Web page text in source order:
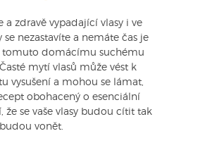
a zdravě vypadající vlasy i ve
se nezastavíte a nemáte čas je
tomuto domácímu suchému
mytí vlasů může vést k
vysušení a mohou se lámat,
obohacený o esenciální
že se vaše vlasy budou cítit tak
vonět.